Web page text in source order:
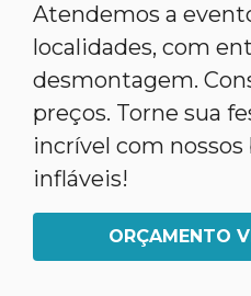
Atendemos a
localidades, com
desmontagem.
preços. Torne sua
incrível com
infláveis!
ORÇAMENTO